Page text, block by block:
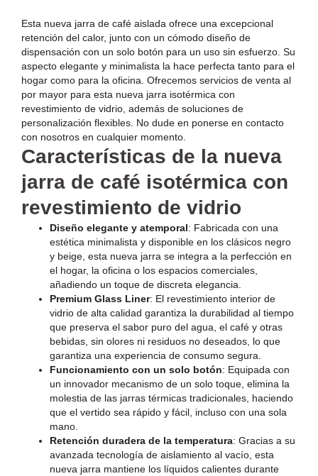
Esta nueva jarra de café aislada ofrece una excepcional
retención del calor, junto con un cómodo diseño de
dispensación con un solo botón para un uso sin esfuerzo. Su
aspecto elegante y minimalista la hace perfecta tanto para el
hogar como para la oficina. Ofrecemos servicios de venta al
por mayor para esta nueva jarra isotérmica con
revestimiento de vidrio, además de soluciones de
personalización flexibles. No dude en ponerse en contacto
con nosotros en cualquier momento.
Características de la nueva
jarra de café isotérmica con
revestimiento de vidrio
Diseño elegante y atemporal: Fabricada con una
estética minimalista y disponible en los clásicos negro
y beige, esta nueva jarra se integra a la perfección en
el hogar, la oficina o los espacios comerciales,
añadiendo un toque de discreta elegancia.
Premium Glass Liner: El revestimiento interior de
vidrio de alta calidad garantiza la durabilidad al tiempo
que preserva el sabor puro del agua, el café y otras
bebidas, sin olores ni residuos no deseados, lo que
garantiza una experiencia de consumo segura.
Funcionamiento con un solo botón: Equipada con
un innovador mecanismo de un solo toque, elimina la
molestia de las jarras térmicas tradicionales, haciendo
que el vertido sea rápido y fácil, incluso con una sola
mano.
Retención duradera de la temperatura: Gracias a su
avanzada tecnología de aislamiento al vacío, esta
nueva jarra mantiene los líquidos calientes durante